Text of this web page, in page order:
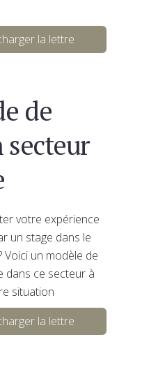
la lettre
de
secteur
votre expérience
un stage dans le
Voici un modèle de
dans ce secteur à
situation
la lettre